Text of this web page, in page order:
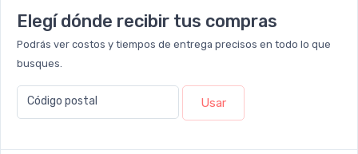
Elegí dónde recibir tus compras
Podrás ver costos y tiempos de entrega precisos en todo lo que
busques.
Código postal Usar
También te recomendamos...
13%OFF